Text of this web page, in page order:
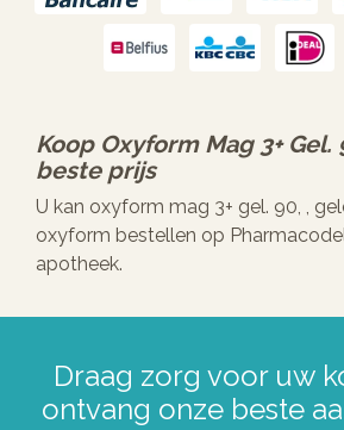
Koop Oxyform Mag 3+ Gel.
beste prijs
U kan oxyform mag 3+ gel. 90, ,
oxyform bestellen op
apotheek.
Draag zorg voor uw
ontvang onze beste